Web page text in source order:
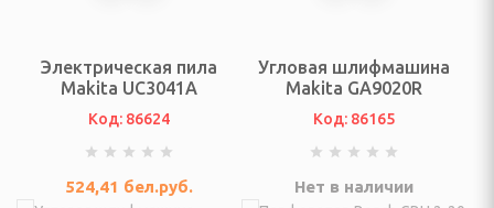
и
соковарки
и фруктов
Электрическая пила
Makita UC3041A
Код: 86624
524,41 бел.руб.
Угловая шлифмашина
Makita GA9020R
Код: 86165
Нет в наличии